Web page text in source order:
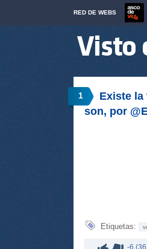
RED DE WEBS
1
Existe la
son, por
Etiquetas:
-6